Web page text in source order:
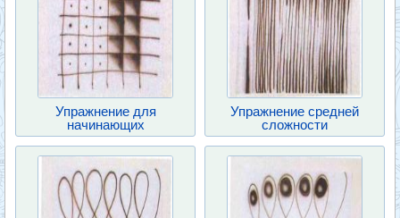
Упражнение для
начинающих
Упражнение средней
сложности